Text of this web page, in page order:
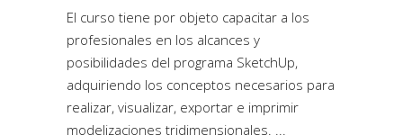
El curso tiene por objeto capacitar a los
profesionales en los alcances y
posibilidades del programa SketchUp,
adquiriendo los conceptos necesarios para
realizar, visualizar, exportar e imprimir
modelizaciones tridimensionales.